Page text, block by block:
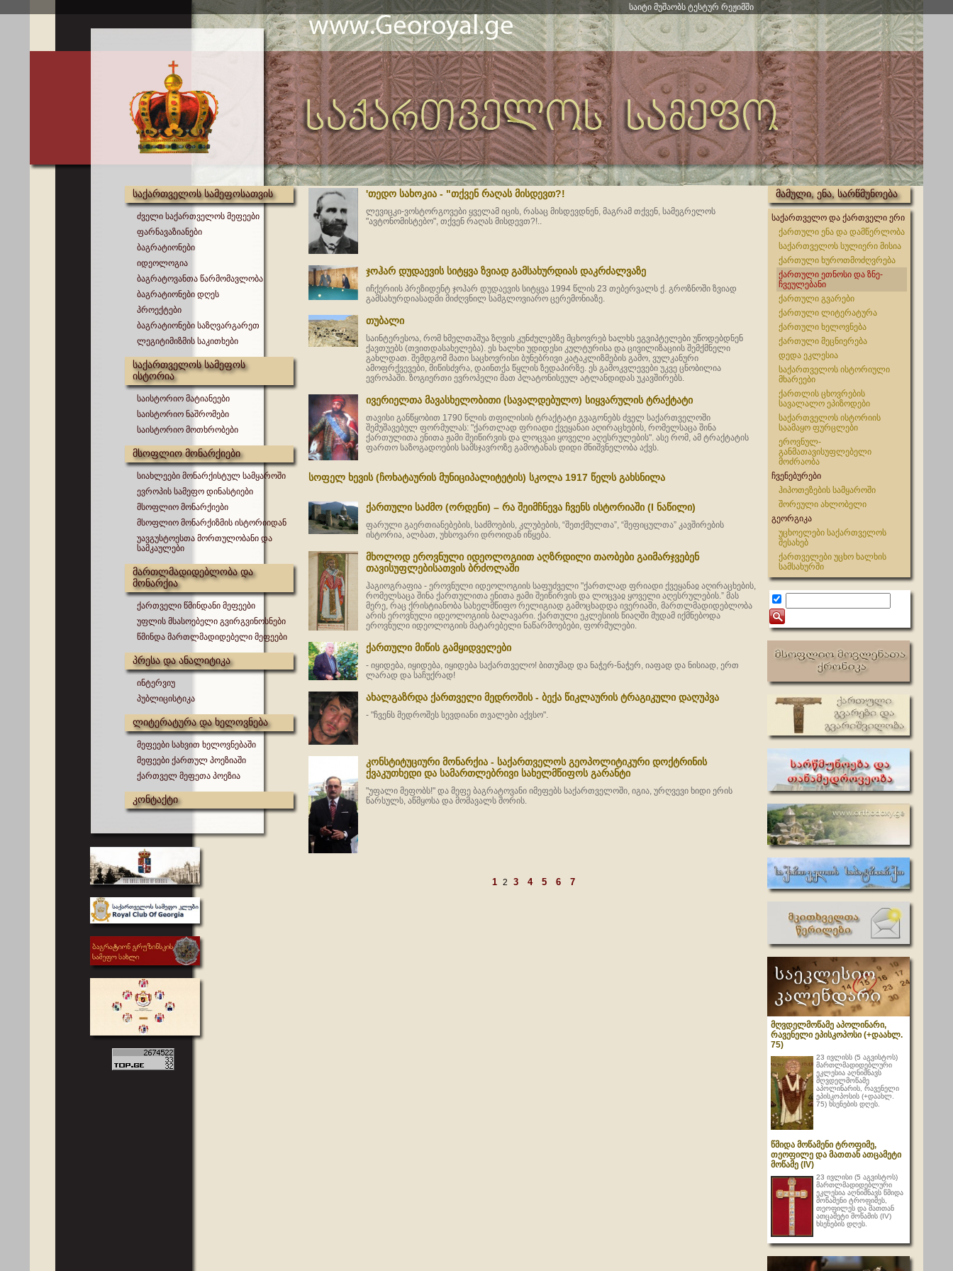
საიტი მუშაობს ტესტურ რეჟიმში
საქართველოს სამეფოსათვის
ძველი საქართველოს მეფეები
ფარნავაზიანები
ბაგრატიონები
იდეოლოგია
ბაგრატოვანთა წარმომავლობა
ბაგრატიონები დღეს
პროექტები
ბაგრატიონები საზღვარგარეთ
ლეგიტიმიზმის საკითხები
საქართველოს სამეფოს
ისტორია
საისტორიო მატიანეები
საისტორიო ნაშრომები
საისტორიო მოთხრობები
მსოფლიო მონარქიები
სიახლეები მონარქისტულ სამყაროში
ევროპის სამეფო დინასტიები
მსოფლიო მონარქიები
მსოფლიო მონარქიზმის ისტორიიდან
უავგუსტოესთა მორთულობანი და
სამკაულები
მართლმადიდებლობა და
მონარქია
ქართველი წმინდანი მეფეები
უფლის მსასოებელი გვირგვინოსნები
წმინდა მართლმადიდებელი მეფეები
პრესა და ანალიტიკა
ინტერვიუ
პუბლიცისტიკა
ლიტერატურა და ხელოვნება
მეფეები სახვით ხელოვნებაში
მეფეები ქართულ პოეზიაში
ქართველ მეფეთა პოეზია
კონტაქტი
'თედო სახოკია - "თქვენ რაღას მისდევთ?!
ლევიცკი-ვოსტორგოვები ყველამ იცის, რასაც მისდევდნენ, მაგრამ თქვენ, სამეგრელოს
"ავტონომისტებო", თქვენ რაღას მისდევთ?!..
ჯოჰარ დუდაევის სიტყვა ზვიად გამსახურდიას დაკრძალვაზე
იჩქერიის პრეზიდენტ ჯოჰარ დუდაევის სიტყვა 1994 წლის 23 თებერვალს ქ. გროზნოში ზვიად
გამსახურდიასადმი მიძღვნილ სამგლოვიარო ცერემონიაზე.
თუბალი
საინტერესოა, რომ ხმელთაშუა ზღვის კუნძულებზე მცხოვრებ ხალხს ეგვიპტელები უწოდებდნენ
ქავთუებს (თვითდასახელება). ეს ხალხი უდიდესი კულტურისა და ცივილიზაციის შემქმნელი
გახლდათ. შემდგომ მათი საცხოვრისი ბუნებრივი კატაკლიზმების გამო, ვულკანური
ამოფრქვევები, მიწისძვრა, დაინთქა წყლის ზედაპირზე. ეს გამოკვლევები უკვე ცნობილია
ევროპაში. ზოგიერთი ევროპელი მათ პლატონისეულ ატლანდიდას უკავშირებს.
ივერიელთა მავასხელობითი (სავალდებულო) სიყვარულის ტრაქტატი
თავისი განწყობით 1790 წლის თფილისის ტრაქტატი გვაგონებს ძველ საქართველოში
შემუშავებულ ფორმულას: "ქართლად ფრიადი ქვეყანაი აღირაცხების, რომელსაცა შინა
ქართულითა ენითა ჟამი შეიწირვის და ლოცვაი ყოველი აღესრულების". ასე რომ, ამ ტრაქტატის
ფართო საზოგადოების სამსჯავროზე გამოტანას დიდი მნიშვნელობა აქვს.
სოფელ ხევის (ჩოხატაურის მუნიციპალიტეტის) სკოლა 1917 წელს გახსნილა
ქართული საძმო (ორდენი) – რა შეიმჩნევა ჩვენს ისტორიაში (I ნაწილი)
ფარული გაერთიანებების, საძმოების, კლუბების, “შეთქმულთა”, “შეფიცულთა” კავშირების
ისტორია, ალბათ, უხსოვარი დროიდან იწყება.
მხოლოდ ეროვნული იდეოლოგიით აღზრდილი თაობები გაიმარჯვებენ
თავისუფლებისათვის ბრძოლაში
ჰაგიოგრაფია - ეროვნული იდეოლოგიის საფუძველი "ქართლად ფრიადი ქვეყანაჲ აღირაცხების,
რომელსაცა შინა ქართულითა ენითა ჟამი შეიწირვის და ლოცვაჲ ყოველი აღესრულების.” მას
მერე, რაც ქრისტიანობა სახელმწიფო რელიგიად გამოცხადდა ივერიაში, მართლმადიდებლობა
არის ეროვნული იდეოლოგიის ბალავარი. ქართული ეკლესიის წიაღში მუდამ იქმნებოდა
ეროვნული იდეოლოგიის მატარებელი ნაწარმოებები, ფორმულები.
ქართული მიწის გამყიდველები
- იყიდება, იყიდება, იყიდება საქართველო! ბითუმად და ნაჭერ-ნაჭერ, იაფად და ნისიად, ერთ
ლარად და საჩუქრად!
ახალგაზრდა ქართველი მედროშის - ბექა წიკლაურის ტრაგიკული დაღუპვა
- "ჩვენს მედროშეს სევდიანი თვალები აქვსო".
კონსტიტუციური მონარქია - საქართველოს გეოპოლიტიკური დოქტრინის
ქვაკუთხედი და სამართლებრივი სახელმწიფოს გარანტი
"უფალი მეფობს!" და მეფე ბაგრატოვანი იმეფებს საქართველოში, იგია, ურღვევი ხიდი ერის
წარსულს, აწმყოსა და მომავალს შორის.
1 2 3 4 5 6 7
მამული, ენა, სარწმუნოება
საქართველო და ქართველი ერი
ქართული ენა და დამწერლობა
საქართველოს სულიერი მისია
ქართული ხუროთმოძღვრება
ქართული ეთნოსი და ზნე-
ჩვეულებანი
ქართული გვარები
ქართული ლიტერატურა
ქართული ხელოვნება
ქართული მეცნიერება
დედა ეკლესია
საქართველოს ისტორიული
მხარეები
ქართლის ცხოვრების
სავალალო ეპიზოდები
საქართველოს ისტორიის
საამაყო ფურცლები
ეროვნულ-
განმათავისუფლებელი
მოძრაობა
ჩვენებურები
ჰიპოთეზების სამყაროში
შორეული ახლობელი
გეორგიკა
უცხოელები საქართველოს
შესახებ
ქართველები უცხო ხალხის
სამსახურში
მღვდელმოწამე აპოლინარი,
რავენელი ეპისკოპოსი (+დაახლ.
75)
23 ივლისს (5 აგვისტოს)
მართლმადიდებლური
ეკლესია აღნიშნავს
მღვდელმოწამე
აპოლინარის, რავენელი
ეპისკოპოსის (+დაახლ.
75) ხსენების დღეს.
წმიდა მოწამენი ტროფიმე,
თეოფილე და მათთან ათცამეტი
მოწამე (IV)
23 ივლისი (5 აგვისტოს)
მართლმადიდებლური
ეკლესია აღნიშნავს წმიდა
მოწამენი ტროფიმეს,
თეოფილეს და მათთან
ათცამეტი მოწამის (IV)
ხსენების დღეს.